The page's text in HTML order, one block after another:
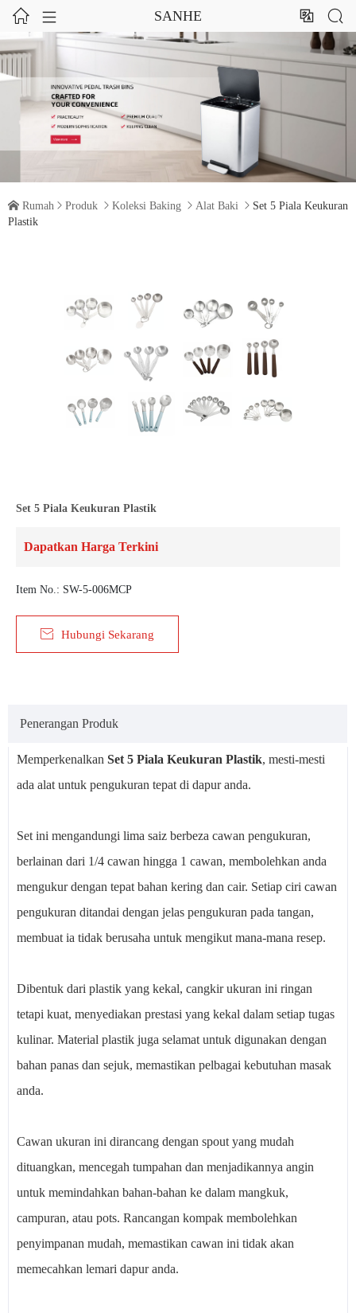
  SANHE  
 Rumah  Produk  Koleksi Baking  Alat Baki  Set 5 Piala Keukuran
Plastik
Set 5 Piala Keukuran Plastik
Dapatkan Harga Terkini
Item No.: SW-5-006MCP
 Hubungi Sekarang
Penerangan Produk
Memperkenalkan Set 5 Piala Keukuran Plastik, mesti-mesti
ada alat untuk pengukuran tepat di dapur anda.
Set ini mengandungi lima saiz berbeza cawan pengukuran,
berlainan dari 1/4 cawan hingga 1 cawan, membolehkan anda
mengukur dengan tepat bahan kering dan cair. Setiap ciri cawan
pengukuran ditandai dengan jelas pengukuran pada tangan,
membuat ia tidak berusaha untuk mengikut mana-mana resep.
Dibentuk dari plastik yang kekal, cangkir ukuran ini ringan
tetapi kuat, menyediakan prestasi yang kekal dalam setiap tugas
kulinar. Material plastik juga selamat untuk digunakan dengan
bahan panas dan sejuk, memastikan pelbagai kebutuhan masak
anda.
Cawan ukuran ini dirancang dengan spout yang mudah
dituangkan, mencegah tumpahan dan menjadikannya angin
untuk memindahkan bahan-bahan ke dalam mangkuk,
campuran, atau pots. Rancangan kompak membolehkan
penyimpanan mudah, memastikan cawan ini tidak akan
memecahkan lemari dapur anda.